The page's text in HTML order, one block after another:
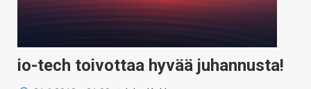
io-tech toivottaa hyvää juhannusta!